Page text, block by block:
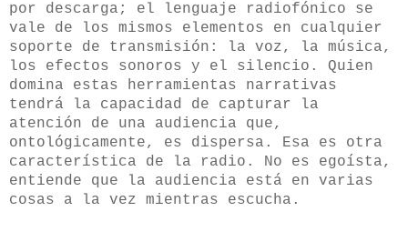
por descarga; el lenguaje radiofónico se
vale de los mismos elementos en cualquier
soporte de transmisión: la voz, la música,
los efectos sonoros y el silencio. Quien
domina estas herramientas narrativas
tendrá la capacidad de capturar la
atención de una audiencia que,
ontológicamente, es dispersa. Esa es otra
característica de la radio. No es egoísta,
entiende que la audiencia está en varias
cosas a la vez mientras escucha.